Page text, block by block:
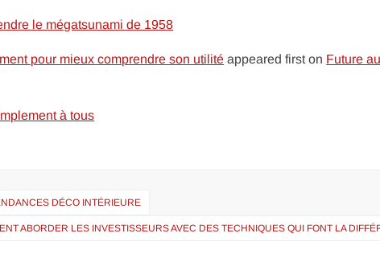
le mégatsunami de 1958
pour mieux comprendre son utilité appeared first on Future au
à tous
DÉCO INTÉRIEURE
ABORDER LES INVESTISSEURS AVEC DES TECHNIQUES QUI FONT LA